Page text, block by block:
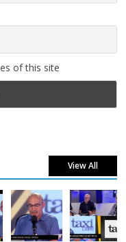
of this site
View All